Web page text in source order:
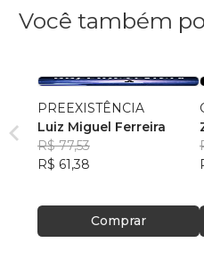
Você também
PREEXISTÊNCIA
Luiz Miguel Ferreira
R$ 77,53
R$ 61,38
Comprar